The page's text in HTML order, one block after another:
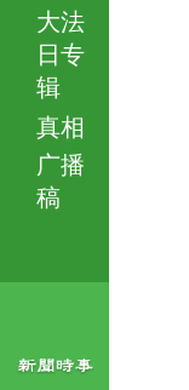
大法
日专
辑
真相
广播
稿